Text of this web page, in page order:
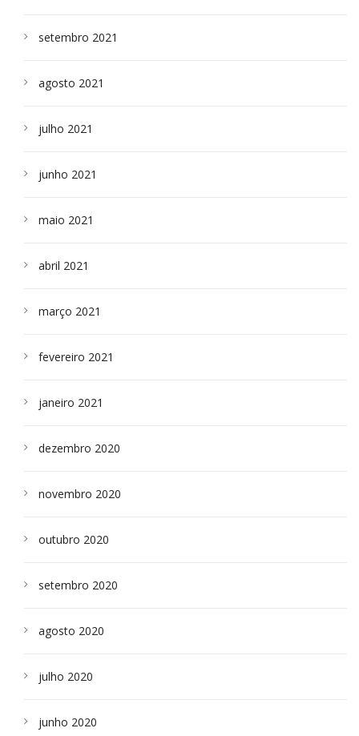
setembro 2021
agosto 2021
julho 2021
junho 2021
maio 2021
abril 2021
março 2021
fevereiro 2021
janeiro 2021
dezembro 2020
novembro 2020
outubro 2020
setembro 2020
agosto 2020
julho 2020
junho 2020